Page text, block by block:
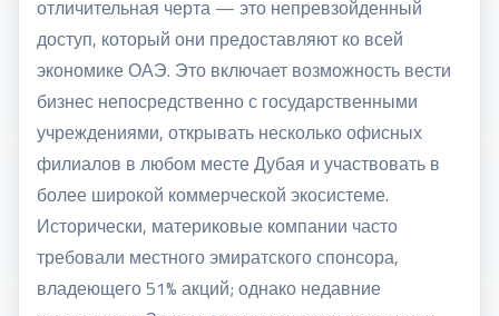
отличительная черта — это непревзойденный
доступ, который они предоставляют ко всей
экономике ОАЭ. Это включает возможность вести
бизнес непосредственно с государственными
учреждениями, открывать несколько офисных
филиалов в любом месте Дубая и участвовать в
более широкой коммерческой экосистеме.
Исторически, материковые компании часто
требовали местного эмиратского спонсора,
владеющего 51% акций; однако недавние